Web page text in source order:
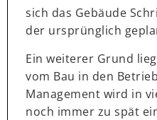
sich das Gebäude
der ursprünglich
Ein weiterer Grund
vom Bau in den
Management wird in
noch immer zu spät